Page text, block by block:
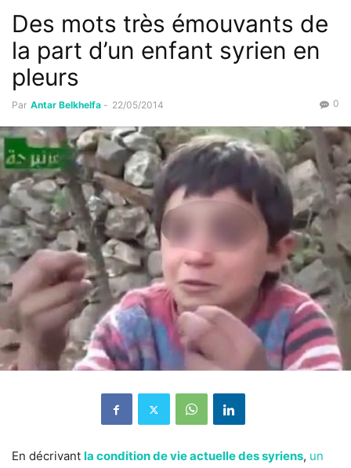
Des mots très émouvants de
la part d’un enfant syrien en
pleurs
Par Antar Belkhelfa - 22/05/2014 0
En décrivant la condition de vie actuelle des syriens, un